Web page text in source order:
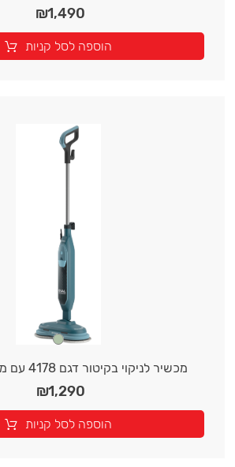
₪1,490
הוספה לסל קניות
מכשיר לניקוי בקיטור דגם 4178 עם מברשות קרצוף
₪1,290
הוספה לסל קניות